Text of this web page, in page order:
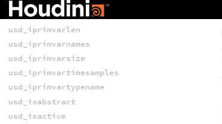
usd_iprimvarinterpolation
usd_iprimvarlen
usd_iprimvarnames
usd_iprimvarsize
usd_iprimvartimesamples
usd_iprimvartypename
usd_isabstract
usd_isactive